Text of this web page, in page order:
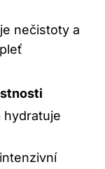
nečistoty a
hydratuje